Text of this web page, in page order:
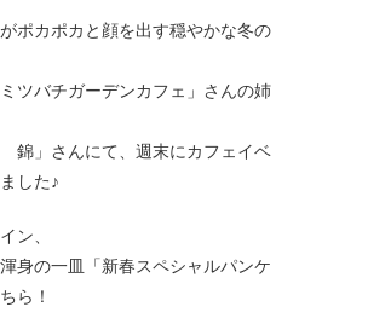
ポカポカと顔を出す穏やかな冬の
ツバチガーデンカフェ」さんの姉
錦」さんにて、週末にカフェイベ
した♪
ン、
身の一皿「新春スペシャルパンケ
ら！